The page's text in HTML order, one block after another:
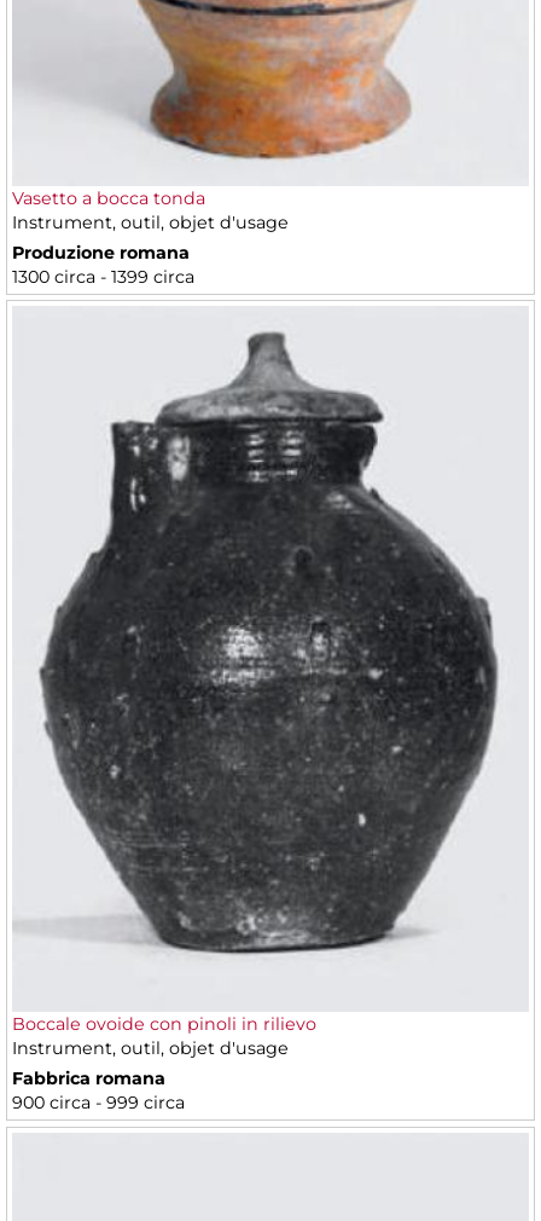
Vasetto a bocca tonda
Instrument, outil, objet d'usage
Produzione romana
1300 circa - 1399 circa
Boccale ovoide con pinoli in rilievo
Instrument, outil, objet d'usage
Fabbrica romana
900 circa - 999 circa